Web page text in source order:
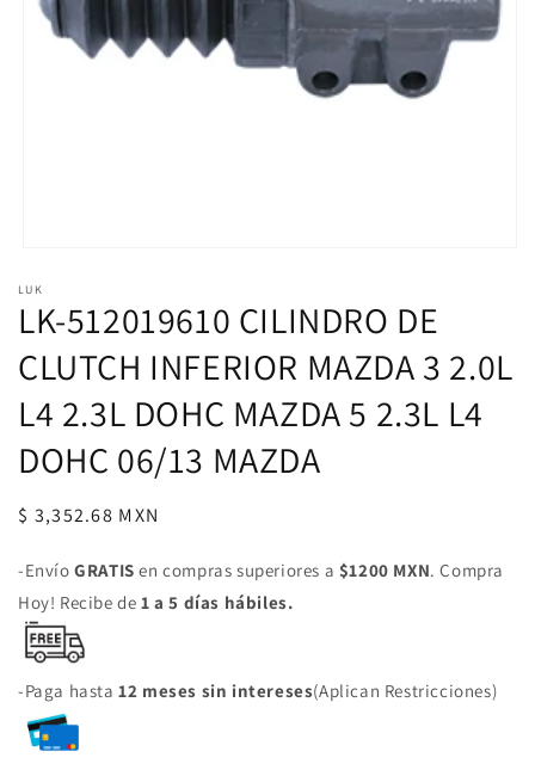
multimedia
1
en
ventana
modal
LUK
LK-512019610 CILINDRO DE
CLUTCH INFERIOR MAZDA 3 2.0L
L4 2.3L DOHC MAZDA 5 2.3L L4
DOHC 06/13 MAZDA
Precio
$ 3,352.68 MXN
-EnvíoGRATIS en compras superiores a $1200 MXN. Compra
Hoy! Recibe de 1 a 5 días hábiles.
-Paga hasta12 meses sin intereses(Aplican Restricciones)